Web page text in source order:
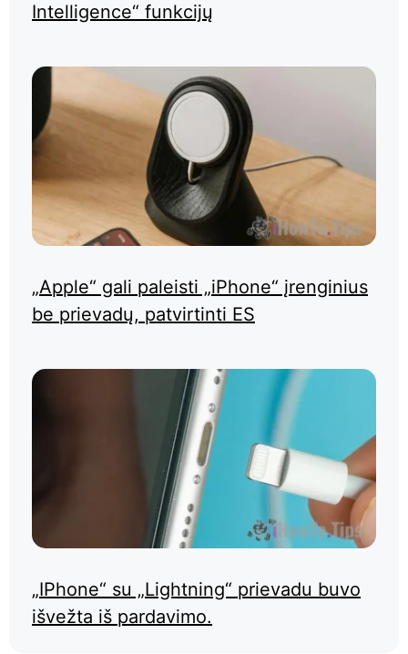
Intelligence“ funkcijų
„Apple“ gali paleisti „iPhone“ įrenginius
be prievadų, patvirtinti ES
„IPhone“ su „Lightning“ prievadu buvo
išvežta iš pardavimo.